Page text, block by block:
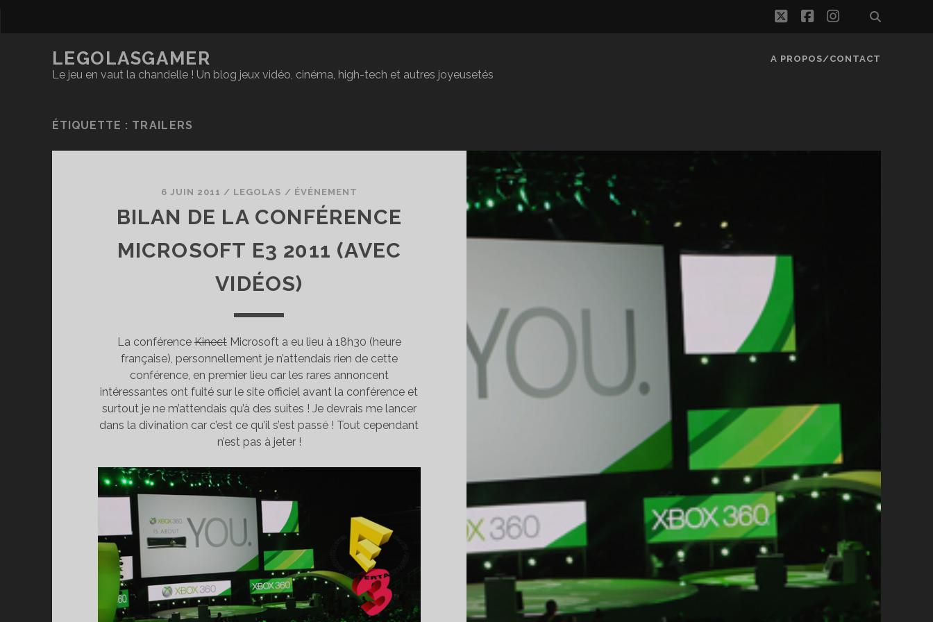
twitterfacebook
instagram
LEGOLASGAMER
Le jeu en vaut la chandelle ! Un blog jeux vidéo, cinéma, high-tech et autres joyeusetés
A PROPOS/CONTACT
ÉTIQUETTE : TRAILERS
6 JUIN 2011 / LEGOLAS / ÉVÉNEMENT
BILAN DE LA CONFÉRENCE
MICROSOFT E3 2011 (AVEC
VIDÉOS)
La conférenceKinectMicrosoft a eu lieu à 18h30 (heure
française), personnellement je n’attendais rien de cette
conférence, en premier lieu car les rares annoncent
intéressantes ont fuité sur le site officiel avant la conférence et
surtout je ne m’attendais qu’à des suites ! Je devrais me lancer
dans la divination car c’est ce qu’il s’est passé ! Tout cependant
n’est pas à jeter !